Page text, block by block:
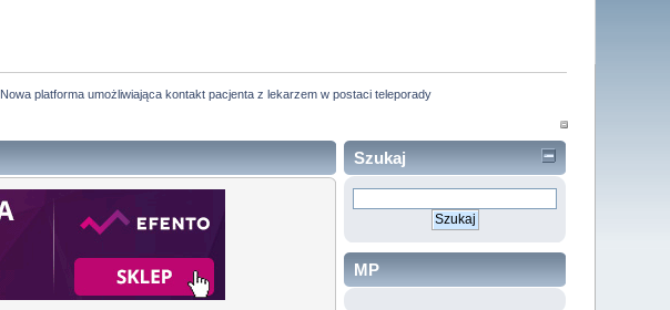
Nowa platforma umożliwiająca kontakt pacjenta z lekarzem w postaci teleporady
Szukaj
MP